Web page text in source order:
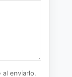
al enviarlo.